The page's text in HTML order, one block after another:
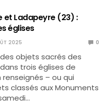
et Ladapeyre (23) :
églises
2025 0
objets sacrés des
trois églises de
– ou qui
classés aux Monuments